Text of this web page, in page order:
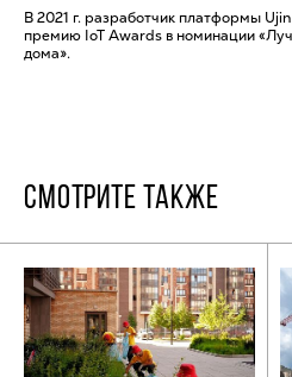
В 2021 г. разработчик платформы
премию IoT Awards в номинации
дома».
СМОТРИТЕ ТАКЖЕ